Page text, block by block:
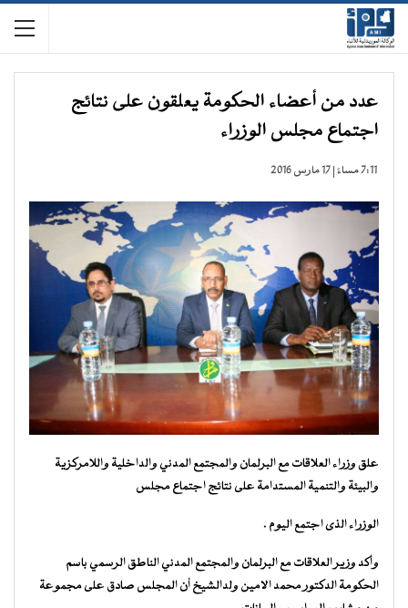
عدد من أعضاء الحكومة يعلقون على نتائج
اجتماع مجلس الوزراء
7:11 مساءً | 17 مارس 2016
علق وزراء العلاقات مع البرلمان والمجتمع المدني والداخلية واللامركزية
والبيئة والتنمية المستدامة على نتائج اجتماع مجلس
الوزراء الذى اجتمع اليوم .
وأكد وزير العلاقات مع البرلمان والمجتمع المدني الناطق الرسمي باسم
الحكومة الدكتور محمد الامين ولدالشيخ أن المجلس صادق على مجموعة